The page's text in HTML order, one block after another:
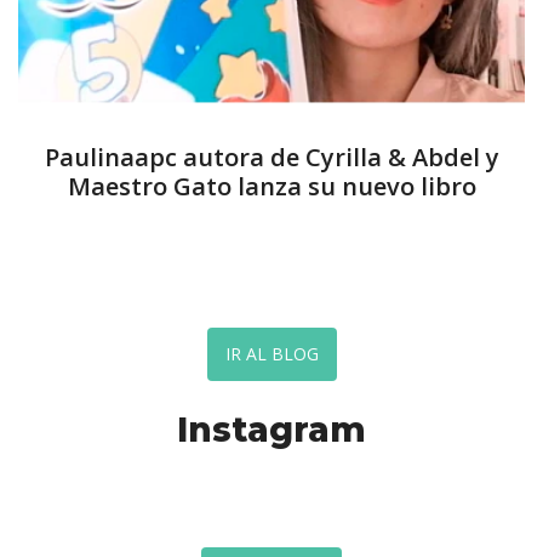
Paulinaapc autora de Cyrilla & Abdel y
Maestro Gato lanza su nuevo libro
IR AL BLOG
Instagram